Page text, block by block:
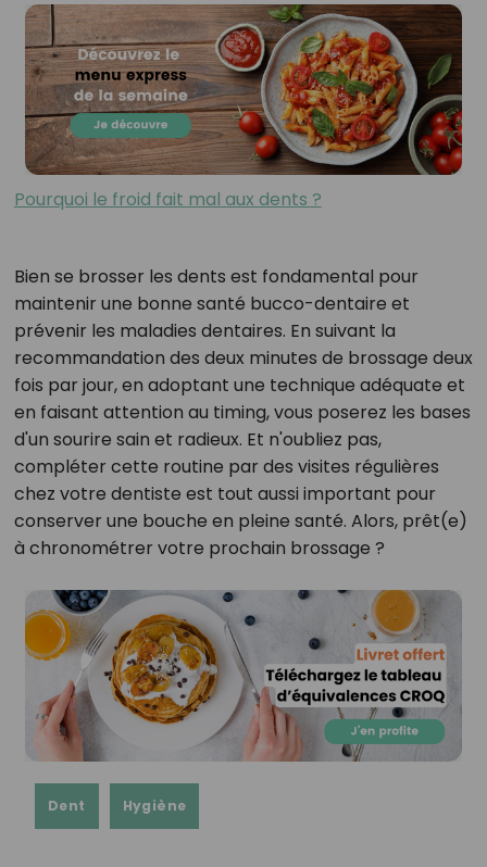
Pourquoi le froid fait mal aux dents ?
Bien se brosser les dents est fondamental pour
maintenir une bonne santé bucco-dentaire et
prévenir les maladies dentaires. En suivant la
recommandation des deux minutes de brossage deux
fois par jour, en adoptant une technique adéquate et
en faisant attention au timing, vous poserez les bases
d'un sourire sain et radieux. Et n'oubliez pas,
compléter cette routine par des visites régulières
chez votre dentiste est tout aussi important pour
conserver une bouche en pleine santé. Alors, prêt(e)
à chronométrer votre prochain brossage ?
Dent Hygiène